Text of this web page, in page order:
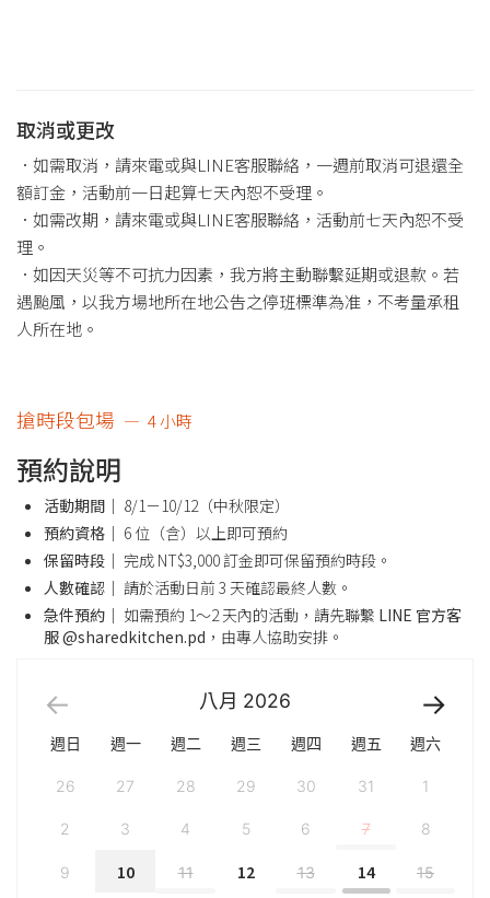
取消或更改
．如需取消，請來電或與LINE客服聯絡，一週前取消可退還全
額訂金，活動前一日起算七天內恕不受理。
．如需改期，請來電或與LINE客服聯絡，活動前七天內恕不受
理。
．如因天災等不可抗力因素，我方將主動聯繫延期或退款。若
遇颱風，以我方場地所在地公告之停班標準為准，不考量承租
人所在地。
搶時段包場 4 小時
預約說明
活動期間｜ 8/1－10/12（中秋限定）
預約資格｜ 6 位（含）以上即可預約
保留時段｜ 完成 NT$3,000 訂金即可保留預約時段。
人數確認｜ 請於活動日前 3 天確認最終人數。
急件預約｜ 如需預約 1～2 天內的活動，請先聯繫 LINE 官方客
服 @sharedkitchen.pd ，由專人協助安排。
八月 2026
週日 週一 週二 週三 週四 週五 週六
26 27 28 29 30 31 1
2 3 4 5 6 7 8
9 10 11 12 13 14 15